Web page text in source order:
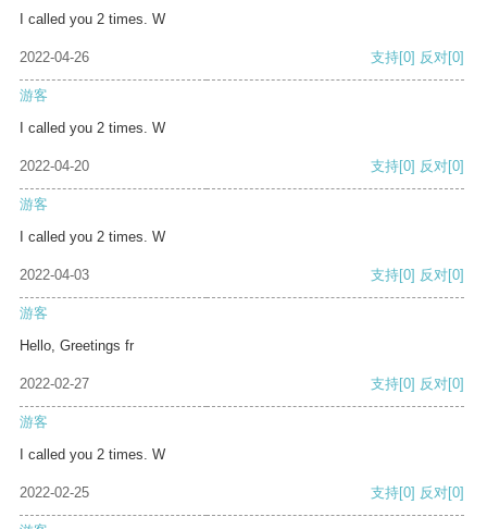
I called you 2 times. W
2022-04-26 支持[0] 反对[0]
游客
I called you 2 times. W
2022-04-20 支持[0] 反对[0]
游客
I called you 2 times. W
2022-04-03 支持[0] 反对[0]
游客
Hello, Greetings fr
2022-02-27 支持[0] 反对[0]
游客
I called you 2 times. W
2022-02-25 支持[0] 反对[0]